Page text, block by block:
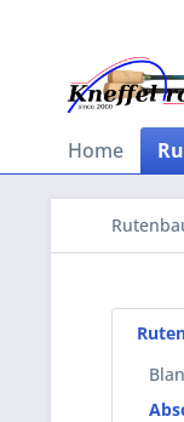
Home